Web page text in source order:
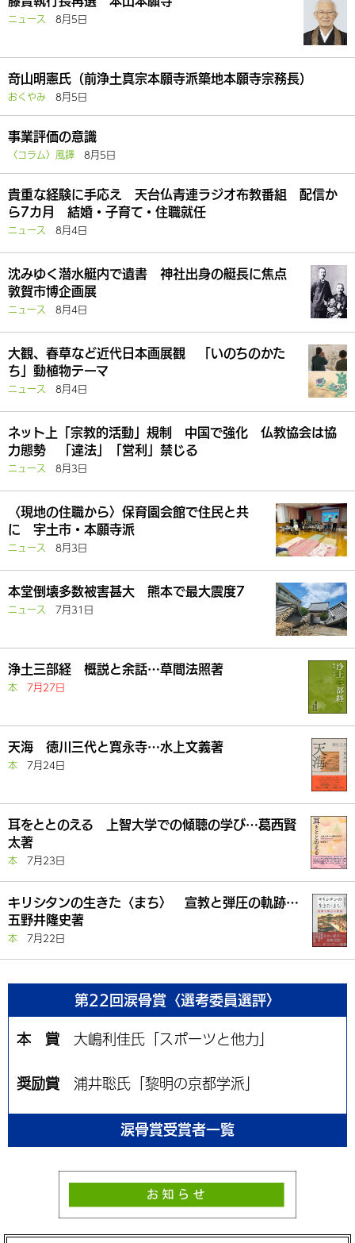
ニュース 8月5日
竒山明憲氏（前浄土真宗本願寺派築地本願寺宗務長）
おくやみ 8月5日
事業評価の意識
〈コラム〉風鐸 8月5日
貴重な経験に手応え 天台仏青連ラジオ布教番組 配信か
ら7カ月 結婚・子育て・住職就任
ニュース 8月4日
沈みゆく潜水艇内で遺書 神社出身の艇長に焦点
敦賀市博企画展
ニュース 8月4日
大観、春草など近代日本画展観 「いのちのかた
ち」動植物テーマ
ニュース 8月4日
ネット上「宗教的活動」規制 中国で強化 仏教協会は協
力態勢 「違法」「営利」禁じる
ニュース 8月3日
〈現地の住職から〉保育園会館で住民と共
に 宇土市・本願寺派
ニュース 8月3日
本堂倒壊多数被害甚大 熊本で最大震度7
ニュース 7月31日
浄土三部経 概説と余話…草間法照著
本 7月27日
天海 徳川三代と寛永寺…水上文義著
本 7月24日
耳をととのえる 上智大学での傾聴の学び…葛西賢
太著
本 7月23日
キリシタンの生きた〈まち〉 宣教と弾圧の軌跡…
五野井隆史著
本 7月22日
第22回涙骨賞〈選考委員選評〉
本 賞 大嶋利佳氏「スポーツと他力」
奨励賞 浦井聡氏「黎明の京都学派」
涙骨賞受賞者一覧